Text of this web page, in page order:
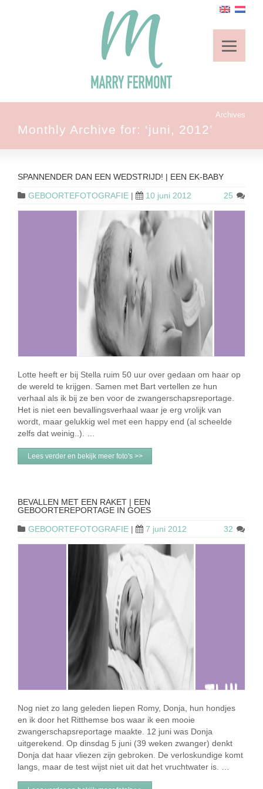
Archives
Monthly Archive for: ‘juni, 2012’
SPANNENDER DAN EEN WEDSTRIJD! | EEN EK-BABY
GEBOORTEFOTOGRAFIE | 10 juni 2012 25
Lotte heeft er bij Stella ruim 50 uur over gedaan om haar op
de wereld te krijgen. Samen met Bart vertellen ze hun
verhaal als ik bij ze ben voor de zwangerschapsreportage.
Het is niet een bevallingsverhaal waar je erg vrolijk van
wordt, maar gelukkig wel met een happy end (al scheelde
zelfs dat weinig..). …
Lees verder en bekijk meer foto's >>
BEVALLEN MET EEN RAKET | EEN
GEBOORTEREPORTAGE IN GOES
GEBOORTEFOTOGRAFIE | 7 juni 2012 32
Nog niet zo lang geleden liepen Romy, Donja, hun hondjes
en ik door het Ritthemse bos waar ik een mooie
zwangerschapsreportage maakte. 12 juni was Donja
uitgerekend. Op dinsdag 5 juni (39 weken zwanger) denkt
Donja dat haar vliezen zijn gebroken. De verloskundige komt
langs, maar de test wijst niet uit dat het vruchtwater is. …